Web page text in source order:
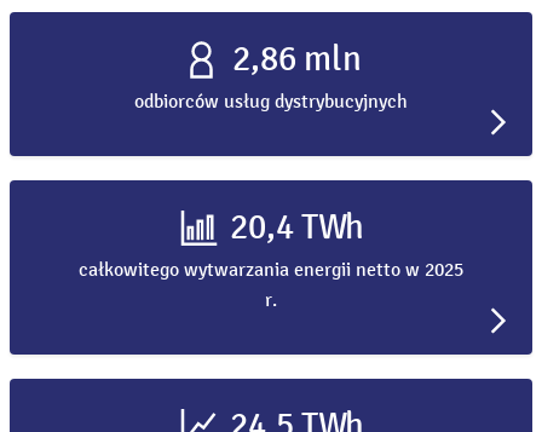
2,86 mln
odbiorców usług dystrybucyjnych
20,4 TWh
całkowitego wytwarzania energii netto w 2025
r.